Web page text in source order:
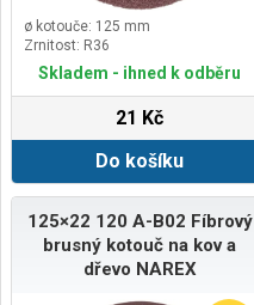
ø kotouče: 125 mm
Zrnitost: R36
Skladem - ihned k odběru
21 Kč
Do košíku
125×22 120 A-B02 Fíbrový
brusný kotouč na kov a
dřevo NAREX